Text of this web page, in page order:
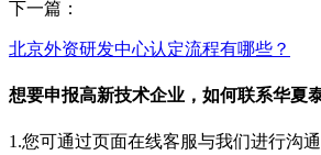
下一篇：
北京外资研发中心认定流程有哪些？
想要申报高新技术企业，如何联系华夏
1.您可通过页面在线客服与我们进行沟通